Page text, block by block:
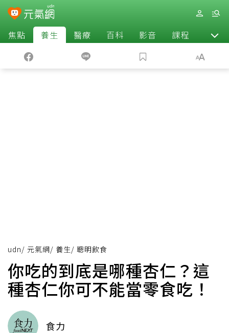
焦點 養生 醫療 百科 影音 課程 退休
udn/ 元氣網/ 養生/ 聰明飲食
你吃的到底是哪種杏仁？這
種杏仁你可不能當零食吃！
食力